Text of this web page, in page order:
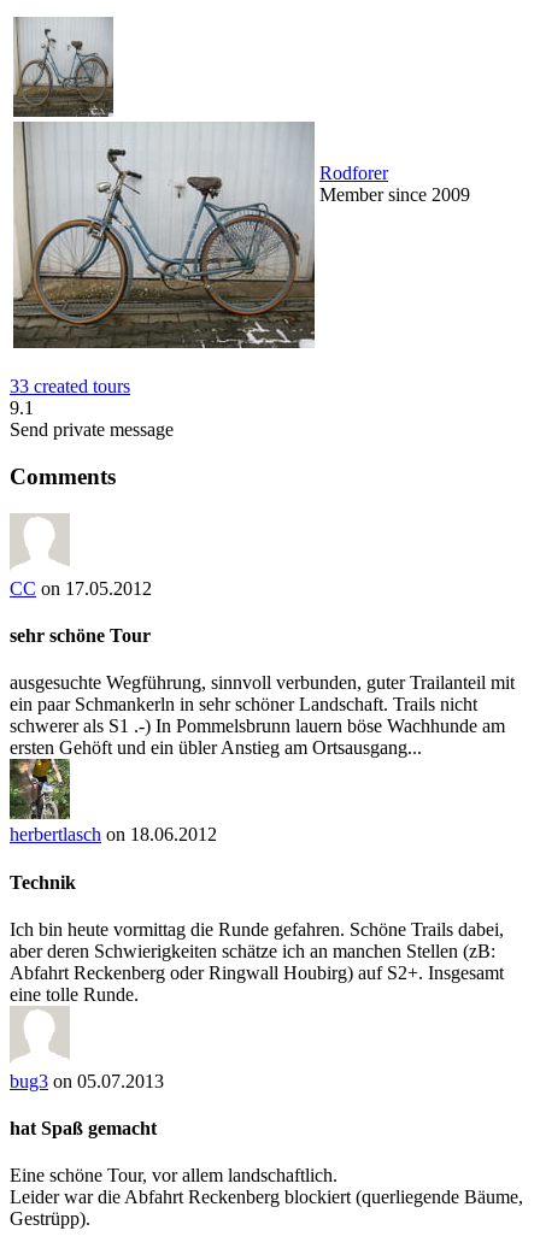
Rodforer
Member since 2009
33 created tours
9.1
Send private message
Comments
CC on 17.05.2012
sehr schöne Tour
ausgesuchte Wegführung, sinnvoll verbunden, guter Trailanteil mit
ein paar Schmankerln in sehr schöner Landschaft. Trails nicht
schwerer als S1 .-) In Pommelsbrunn lauern böse Wachhunde am
ersten Gehöft und ein übler Anstieg am Ortsausgang...
herbertlasch on 18.06.2012
Technik
Ich bin heute vormittag die Runde gefahren. Schöne Trails dabei,
aber deren Schwierigkeiten schätze ich an manchen Stellen (zB:
Abfahrt Reckenberg oder Ringwall Houbirg) auf S2+. Insgesamt
eine tolle Runde.
bug3 on 05.07.2013
hat Spaß gemacht
Eine schöne Tour, vor allem landschaftlich.
Leider war die Abfahrt Reckenberg blockiert (querliegende Bäume,
Gestrüpp).